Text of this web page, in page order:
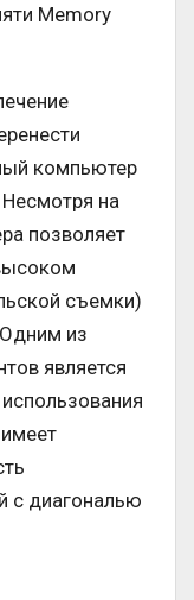
Memory
компьютер
Несмотря на
позволяет
съемки)
из
является
с диагональю